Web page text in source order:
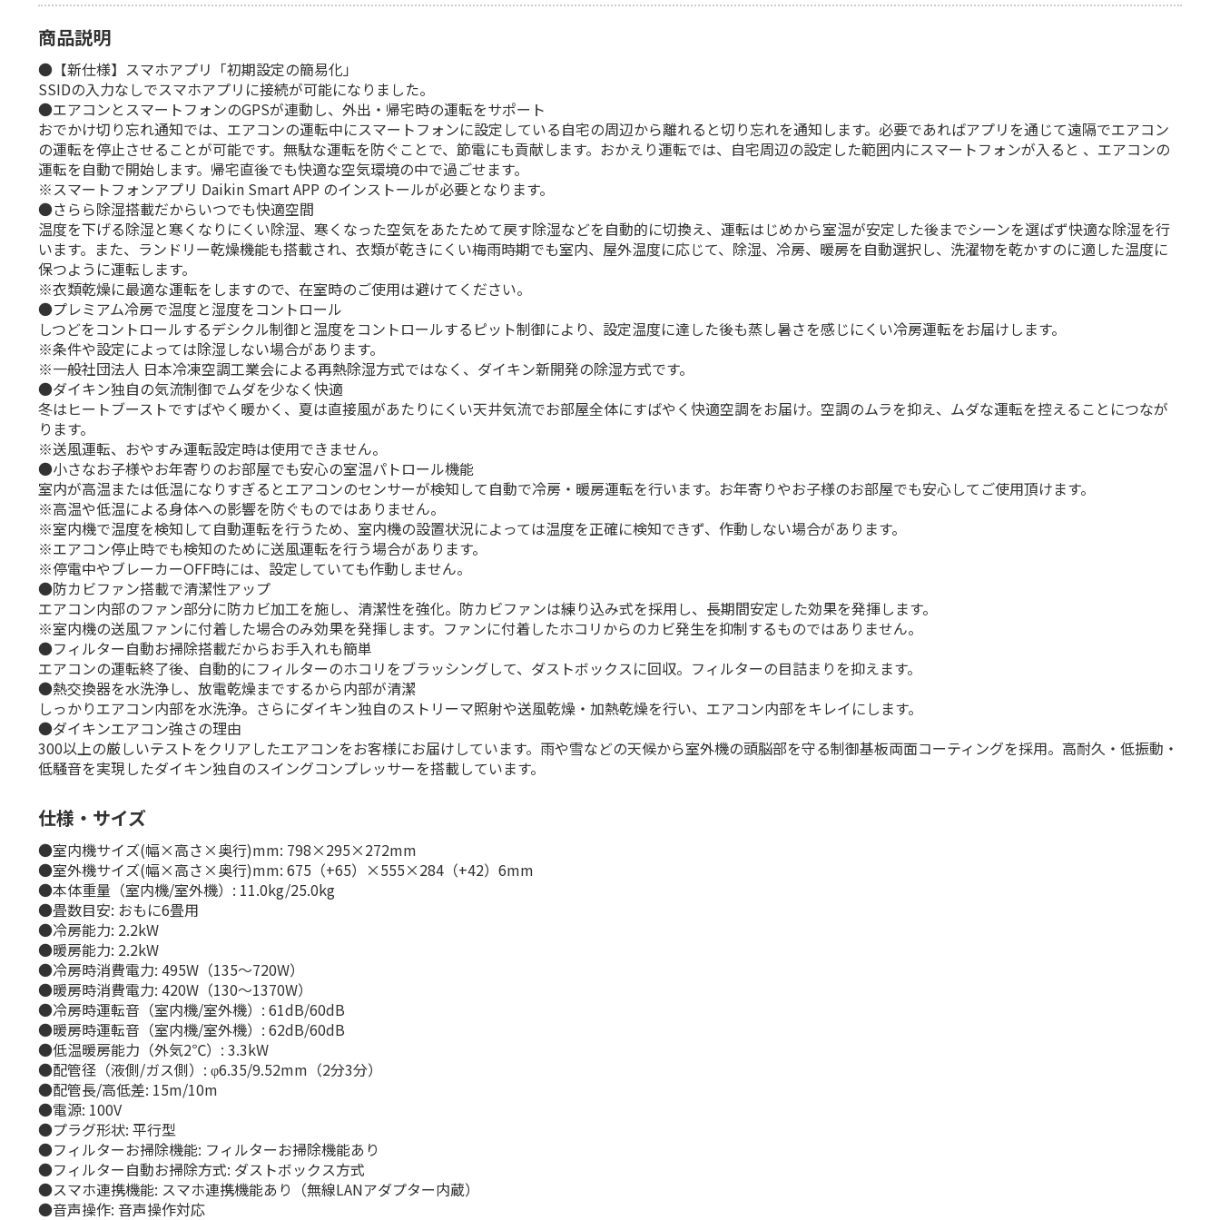
商品説明
●【新仕様】スマホアプリ「初期設定の簡易化」
SSIDの入力なしでスマホアプリに接続が可能になりました。
●エアコンとスマートフォンのGPSが連動し、外出・帰宅時の運転をサポート
おでかけ切り忘れ通知では、エアコンの運転中にスマートフォンに設定している自宅の周辺から離れると切り忘れを通知します。必要であればアプリを通じて遠隔でエアコン
の運転を停止させることが可能です。無駄な運転を防ぐことで、節電にも貢献します。おかえり運転では、自宅周辺の設定した範囲内にスマートフォンが入ると 、エアコンの
運転を自動で開始します。帰宅直後でも快適な空気環境の中で過ごせます。
※スマートフォンアプリ Daikin Smart APP のインストールが必要となります。
●さらら除湿搭載だからいつでも快適空間
温度を下げる除湿と寒くなりにくい除湿、寒くなった空気をあたためて戻す除湿などを自動的に切換え、運転はじめから室温が安定した後までシーンを選ばず快適な除湿を行
います。また、ランドリー乾燥機能も搭載され、衣類が乾きにくい梅雨時期でも室内、屋外温度に応じて、除湿、冷房、暖房を自動選択し、洗濯物を乾かすのに適した温度に
保つように運転します。
※衣類乾燥に最適な運転をしますので、在室時のご使用は避けてください。
●プレミアム冷房で温度と湿度をコントロール
しつどをコントロールするデシクル制御と温度をコントロールするピット制御により、設定温度に達した後も蒸し暑さを感じにくい冷房運転をお届けします。
※条件や設定によっては除湿しない場合があります。
※一般社団法人 日本冷凍空調工業会による再熱除湿方式ではなく、ダイキン新開発の除湿方式です。
●ダイキン独自の気流制御でムダを少なく快適
冬はヒートブーストですばやく暖かく、夏は直接風があたりにくい天井気流でお部屋全体にすばやく快適空調をお届け。空調のムラを抑え、ムダな運転を控えることにつなが
ります。
※送風運転、おやすみ運転設定時は使用できません。
●小さなお子様やお年寄りのお部屋でも安心の室温パトロール機能
室内が高温または低温になりすぎるとエアコンのセンサーが検知して自動で冷房・暖房運転を行います。お年寄りやお子様のお部屋でも安心してご使用頂けます。
※高温や低温による身体への影響を防ぐものではありません。
※室内機で温度を検知して自動運転を行うため、室内機の設置状況によっては温度を正確に検知できず、作動しない場合があります。
※エアコン停止時でも検知のために送風運転を行う場合があります。
※停電中やブレーカーOFF時には、設定していても作動しません。
●防カビファン搭載で清潔性アップ
エアコン内部のファン部分に防カビ加工を施し、清潔性を強化。防カビファンは練り込み式を採用し、長期間安定した効果を発揮します。
※室内機の送風ファンに付着した場合のみ効果を発揮します。ファンに付着したホコリからのカビ発生を抑制するものではありません。
●フィルター自動お掃除搭載だからお手入れも簡単
エアコンの運転終了後、自動的にフィルターのホコリをブラッシングして、ダストボックスに回収。フィルターの目詰まりを抑えます。
●熱交換器を水洗浄し、放電乾燥までするから内部が清潔
しっかりエアコン内部を水洗浄。さらにダイキン独自のストリーマ照射や送風乾燥・加熱乾燥を行い、エアコン内部をキレイにします。
●ダイキンエアコン強さの理由
300以上の厳しいテストをクリアしたエアコンをお客様にお届けしています。雨や雪などの天候から室外機の頭脳部を守る制御基板両面コーティングを採用。高耐久・低振動・
低騒音を実現したダイキン独自のスイングコンプレッサーを搭載しています。
仕様・サイズ
●室内機サイズ(幅×高さ×奥行)mm: 798×295×272mm
●室外機サイズ(幅×高さ×奥行)mm: 675（+65）×555×284（+42）6mm
●本体重量（室内機/室外機）: 11.0kg/25.0kg
●畳数目安: おもに6畳用
●冷房能力: 2.2kW
●暖房能力: 2.2kW
●冷房時消費電力: 495W（135～720W）
●暖房時消費電力: 420W（130～1370W）
●冷房時運転音（室内機/室外機）: 61dB/60dB
●暖房時運転音（室内機/室外機）: 62dB/60dB
●低温暖房能力（外気2℃）: 3.3kW
●配管径（液側/ガス側）: φ6.35/9.52mm（2分3分）
●配管長/高低差: 15m/10m
●電源: 100V
●プラグ形状: 平行型
●フィルターお掃除機能: フィルターお掃除機能あり
●フィルター自動お掃除方式: ダストボックス方式
●スマホ連携機能: スマホ連携機能あり（無線LANアダプター内蔵）
●音声操作: 音声操作対応